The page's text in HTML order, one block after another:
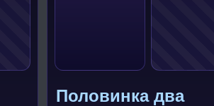
Половинка два